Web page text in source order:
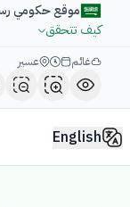
موقع حكومي
كيف تتحقق
غائم عسير
English